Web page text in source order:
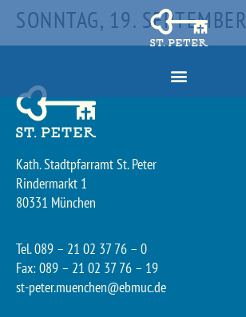
SONNTAG, 19. SEPTEMBER
Kath. Stadtpfarramt St. Peter
Rindermarkt 1
80331 München
Tel. 089 – 21 02 37 76 – 0
Fax: 089 – 21 02 37 76 – 19
st-peter.muenchen@ebmuc.de